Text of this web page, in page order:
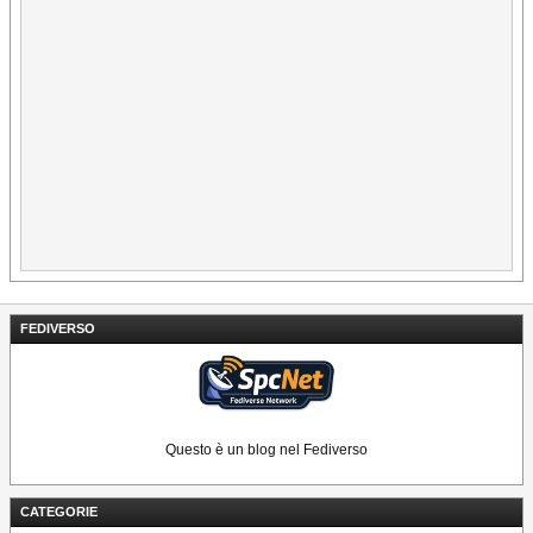
FEDIVERSO
Questo è un blog nel Fediverso
CATEGORIE